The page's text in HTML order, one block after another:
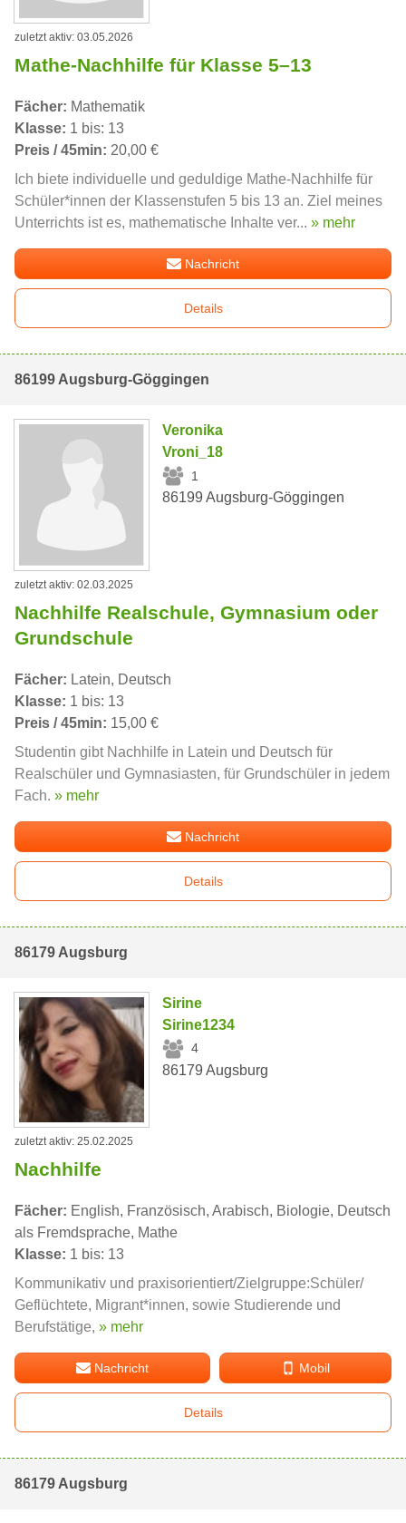
zuletzt aktiv: 03.05.2026
Mathe-Nachhilfe für Klasse 5–13
Fächer: Mathematik
Klasse: 1 bis: 13
Preis / 45min: 20,00 €
Ich biete individuelle und geduldige Mathe-Nachhilfe für
Schüler*innen der Klassenstufen 5 bis 13 an. Ziel meines
Unterrichts ist es, mathematische Inhalte ver... » mehr
Nachricht
Details
86199 Augsburg-Göggingen
Veronika
Vroni_18
1
86199 Augsburg-Göggingen
zuletzt aktiv: 02.03.2025
Nachhilfe Realschule, Gymnasium oder
Grundschule
Fächer: Latein, Deutsch
Klasse: 1 bis: 13
Preis / 45min: 15,00 €
Studentin gibt Nachhilfe in Latein und Deutsch für
Realschüler und Gymnasiasten, für Grundschüler in jedem
Fach. » mehr
Nachricht
Details
86179 Augsburg
Sirine
Sirine1234
4
86179 Augsburg
zuletzt aktiv: 25.02.2025
Nachhilfe
Fächer: English, Französisch, Arabisch, Biologie, Deutsch
als Fremdsprache, Mathe
Klasse: 1 bis: 13
Kommunikativ und praxisorientiert/Zielgruppe:Schüler/
Geflüchtete, Migrant*innen, sowie Studierende und
Berufstätige, » mehr
Nachricht Mobil
Details
86179 Augsburg